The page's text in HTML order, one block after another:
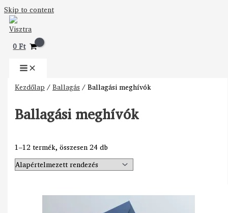
Skip to content
0Ft
Kezdőlap /Ballagás / Ballagási meghívók
Ballagási meghívók
1–12 termék, összesen 24 db